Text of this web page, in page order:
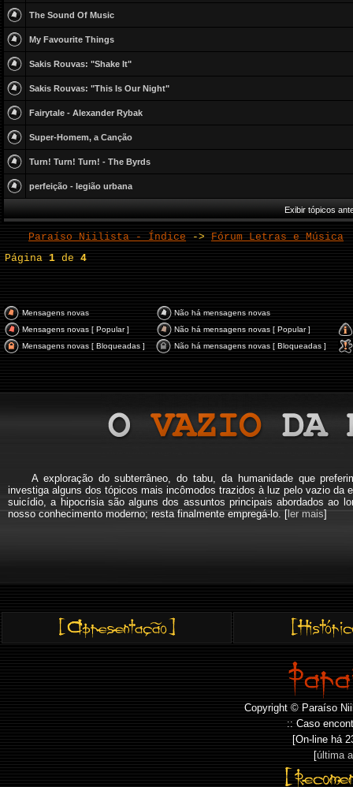
The Sound Of Music
My Favourite Things
Sakis Rouvas: "Shake It"
Sakis Rouvas: "This Is Our Night"
Fairytale - Alexander Rybak
Super-Homem, a Canção
Turn! Turn! Turn! - The Byrds
perfeição - legião urbana
Exibir tópicos
Paraíso Niilista - Índice -> Fórum Letras e Música
Página1 de4
Mensagens novas
Não há mensagens novas
Mensagens novas [ Popular ]
Não há mensagens novas [ Popular ]
Mensagens novas [ Bloqueadas ]
Não há mensagens novas [ Bloqueadas ]
A exploração do subterrâneo, do tabu, da humanidade que
investiga alguns dos tópicos mais incômodos trazidos à luz pelo vazio da
suicídio, a hipocrisia são alguns dos assuntos principais abordados ao
nosso conhecimento moderno; resta finalmente empregá-lo. [ ler mais]
Copyright © Paraíso
:: Caso
[On-line há
[última